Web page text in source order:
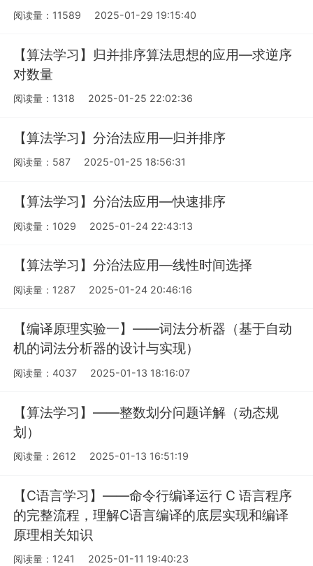
阅读量：11589 2025-01-29 19:15:40
【算法学习】归并排序算法思想的应用—求逆序
对数量
阅读量：1318 2025-01-25 22:02:36
【算法学习】分治法应用—归并排序
阅读量：587 2025-01-25 18:56:31
【算法学习】分治法应用—快速排序
阅读量：1029 2025-01-24 22:43:13
【算法学习】分治法应用—线性时间选择
阅读量：1287 2025-01-24 20:46:16
【编译原理实验一】——词法分析器（基于自动
机的词法分析器的设计与实现）
阅读量：4037 2025-01-13 18:16:07
【算法学习】——整数划分问题详解（动态规
划）
阅读量：2612 2025-01-13 16:51:19
【C语言学习】——命令行编译运行 C 语言程序
的完整流程，理解C语言编译的底层实现和编译
原理相关知识
阅读量：1241 2025-01-11 19:40:23